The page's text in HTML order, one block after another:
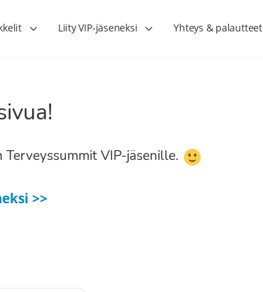
Liity VIP-jäseneksi Yhteys & palautteet
VIP-jäsenille.
>>